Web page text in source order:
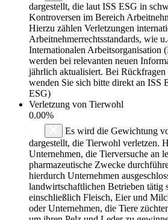
dargestellt, die laut ISS ESG in
Kontroversen im Bereich
Hierzu zählen Verletzungen
Arbeitnehmerrechtsstandards, wie
Internationalen Arbeitsorganisation
werden bei relevanten neuen
jährlich aktualisiert. Bei Rückfragen
wenden Sie sich bitte direkt an ISS
ESG)
Verletzung von Tierwohl
0.00%
Es wird die Gewichtung
dargestellt, die Tierwohl verletzen.
Unternehmen, die Tierversuche an
pharmazeutische Zwecke
hierdurch Unternehmen
landwirtschaftlichen Betrieben tätig
einschließlich Fleisch, Eier und
oder Unternehmen, die Tiere